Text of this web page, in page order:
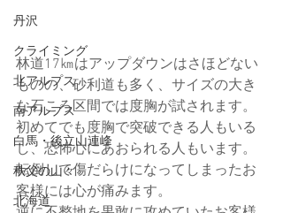
丹沢
クライミング
北アルプス
南アルプス
白馬・後立山連峰
秩父の山々
北海道
林道17㎞はアップダウンはさほどない
ものの、砂利道も多く、サイズの大き
な石ころ区間では度胸が試されます。
初めてでも度胸で突破できる人もいる
し、恐怖心にあおられる人もいます。
転倒して傷だらけになってしまったお
客様には心が痛みます。